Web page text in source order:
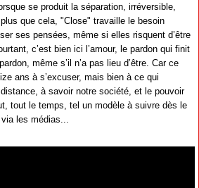
se produit la séparation, irréversible,
que cela, "Close" travaille le besoin
ses pensées, même si elles risquent d’être
c’est bien ici l’amour, le pardon qui finit
même s’il n’a pas lieu d’être. Car ce
ans à s’excuser, mais bien à ce qui
à savoir notre société, et le pouvoir
tout le temps, tel un modèle à suivre dès le
les médias...